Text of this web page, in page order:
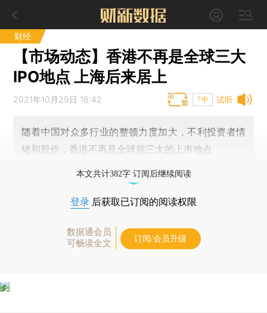
财经
【市场动态】香港不再是全球三大
IPO地点 上海后来居上
试听
2021年10月29日 16:42 T中
随着中国对众多行业的整顿力度加大，不利投资者情
绪和股价，香港不再是全球前三大的上市地点
本文共计382字 订阅后继续阅读
登录 后获取已订阅的阅读权限
数据通会员
可畅读全文
订阅/会员升级